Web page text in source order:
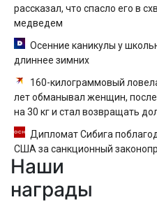
рассказал, что спасло его в
медведем
Осенние каникулы у
длиннее зимних
160-килограммовый
лет обманывал женщин, после
на 30 кг и стал возвращать
Дипломат Сибига
США за санкционный
России
Наши
награды